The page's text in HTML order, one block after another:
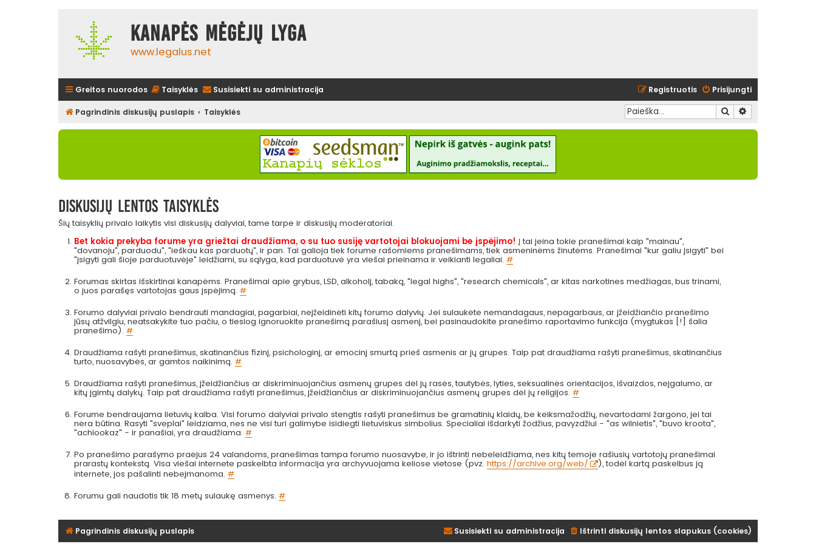
Kanapės mėgėjų lyga
www.legalus.net
Greitos nuorodos Taisyklės Susisiekti su administracija Prisijungti
Registruotis
Pagrindinis diskusijų puslapis Taisyklės Ieškoti
Diskusijų lentos taisyklės
Šių taisyklių privalo laikytis visi diskusijų dalyviai, tame tarpe ir diskusijų moderatoriai.
Bet kokia prekyba forume yra griežtai draudžiama, o su tuo susiję vartotojai blokuojami be įspėjimo! Į tai įeina tokie pranešimai kaip "mainau",
"dovanoju", parduodu", "ieškau kas parduotų", ir pan. Tai galioja tiek forume rašomiems pranešimams, tiek asmeninėms žinutėms. Pranešimai "kur galiu įsigyti" bei
"įsigyti gali šioje parduotuvėje" leidžiami, su sąlyga, kad parduotuvė yra viešai prieinama ir veikianti legaliai.#
Forumas skirtas išskirtinai kanapėms. Pranešimai apie grybus, LSD, alkoholį, tabaką, "legal highs", "research chemicals", ar kitas narkotines medžiagas, bus trinami,
o juos parašęs vartotojas gaus įspėjimą.#
Forumo dalyviai privalo bendrauti mandagiai, pagarbiai, neįžeidinėti kitų forumo dalyvių. Jei sulaukėte nemandagaus, nepagarbaus, ar įžeidžiančio pranešimo
jūsų atžvilgiu, neatsakykite tuo pačiu, o tiesiog ignoruokite pranešimą parašiusį asmenį, bei pasinaudokite pranešimo raportavimo funkcija (mygtukas [!] šalia
pranešimo).#
Draudžiama rašyti pranešimus, skatinančius fizinį, psichologinį, ar emocinį smurtą prieš asmenis ar jų grupes. Taip pat draudžiama rašyti pranešimus, skatinančius
turto, nuosavybės, ar gamtos naikinimą.#
Draudžiama rašyti pranešimus, įžeidžiančius ar diskriminuojančius asmenų grupes dėl jų rasės, tautybės, lyties, seksualinės orientacijos, išvaizdos, neįgalumo, ar
kitų įgimtų dalykų. Taip pat draudžiama rašyti pranešimus, įžeidžiančius ar diskriminuojančius asmenų grupes dėl jų religijos.#
Forume bendraujama lietuvių kalba. Visi forumo dalyviai privalo stengtis rašyti pranešimus be gramatinių klaidų, be keiksmažodžių, nevartodami žargono, jei tai
nėra būtina. Rasyti "sveplai" leidziama, nes ne visi turi galimybe isidiegti lietuviskus simbolius. Specialiai išdarkyti žodžius, pavyzdžiui - "as wilnietis", "buvo kroota",
"achiookaz" - ir panašiai, yra draudžiama.#
Po pranešimo parašymo praėjus 24 valandoms, pranešimas tampa forumo nuosavybe, ir jo ištrinti nebeleidžiama, nes kitų temoje rašiusių vartotojų pranešimai
prarastų kontekstą. Visa viešai internete paskelbta informacija yra archyvuojama keliose vietose (pvz.https://archive.org/web/
), todėl kartą paskelbus ją
internete, jos pašalinti nebeįmanoma.#
Forumu gali naudotis tik 18 metų sulaukę asmenys.#
Pagrindinis diskusijų puslapis Ištrinti diskusijų lentos slapukus (cookies)
Susisiekti su administracija